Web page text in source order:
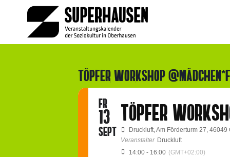
TÖPFER WORKSHOP
FR
13
SEPT
TÖPFER
Druckluft, Am Förderturm 27, 46049
Veranstalter Druckluft
14:00 - 16:00 (GMT+02:00)